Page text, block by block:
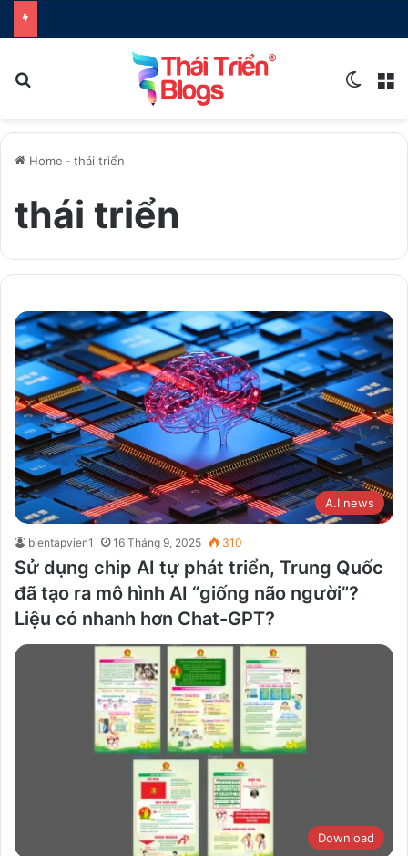
Home - thái triển
thái triển
A.I news
bientapvien1 16 Tháng 9, 2025 310
Sử dụng chip AI tự phát triển, Trung Quốc
đã tạo ra mô hình AI “giống não người”?
Liệu có nhanh hơn Chat-GPT?
Download